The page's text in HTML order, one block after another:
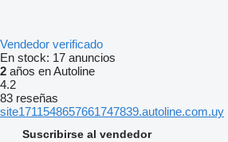
Vendedor verificado
En stock: 17 anuncios
2 años en Autoline
4.2
83 reseñas
site1711548657661747839.autoline.com.uy
Suscribirse al vendedor